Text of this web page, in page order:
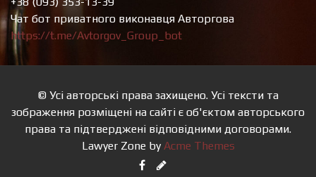
Чат бот приватного виконавця Авторгова
https://t.me/Avtorgov_Group_bot
© Усі авторські права захищено. Усі тексти та
зображення розміщені на сайті є об'єктом авторського
права та підтверджені відповідними договорами.
Lawyer Zone by Acme Themes